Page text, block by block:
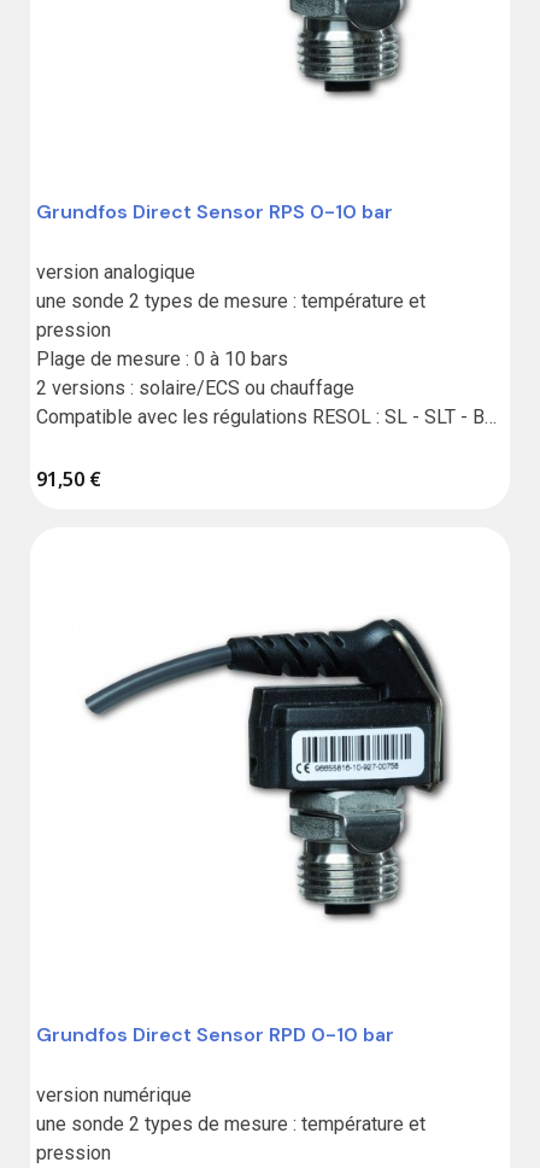
Grundfos Direct Sensor RPS 0-10 bar
version analogique
une sonde 2 types de mesure : température et
pression
Plage de mesure : 0 à 10 bars
2 versions : solaire/ECS ou chauffage
Compatible avec les régulations RESOL : SL - SLT - BX
Garantie :18 mois
91,50 €
Grundfos Direct Sensor RPD 0-10 bar
version numérique
une sonde 2 types de mesure : température et
pression